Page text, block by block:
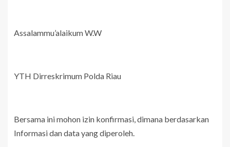
Assalammu’alaikum W.W
YTH Dirreskrimum Polda Riau
Bersama ini mohon izin konfirmasi, dimana berdasarkan
Informasi dan data yang diperoleh.